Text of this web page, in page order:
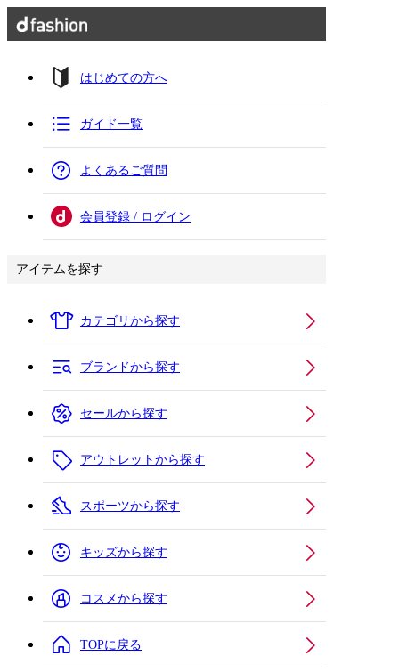
はじめての方へ
ガイド一覧
よくあるご質問
会員登録 / ログイン
アイテムを探す
カテゴリから探す
ブランドから探す
セールから探す
アウトレットから探す
スポーツから探す
キッズから探す
コスメから探す
TOPに戻る